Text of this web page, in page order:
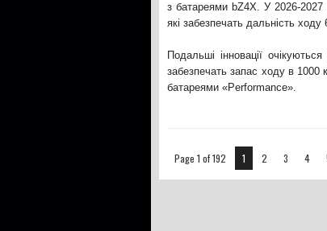
з батареями bZ4X. У 2026-2027
які забезпечать дальність
Подальші інновації
забезпечать запас ходу в 1000
батареями «Performance».
Page 1 of 192 1 2 3 4